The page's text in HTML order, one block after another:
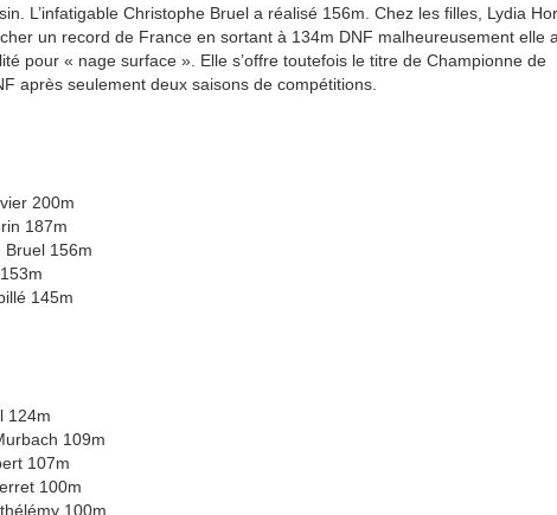
L’infatigable Christophe Bruel a réalisé 156m. Chez les filles, Lydia
un record de France en sortant à 134m DNF malheureusement elle
pour « nage surface ». Elle s’offre toutefois le titre de Championne de
après seulement deux saisons de compétitions.
200m
187m
Bruel 156m
145m
124m
109m
107m
100m
100m